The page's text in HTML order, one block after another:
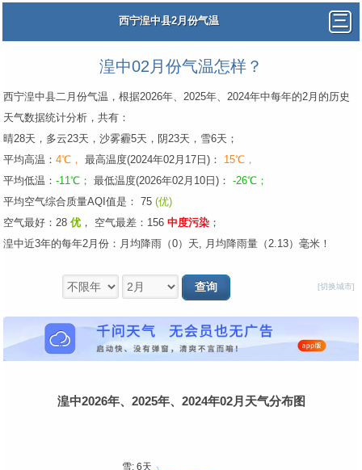
西宁湟中县2月份气温
湟中02月份气温怎样？
西宁湟中县二月份气温，根据2026年、2025年、2024年中每年的2月的历史
天气数据统计分析，共有：
晴28天，多云23天，沙雾霾5天，阴23天，雪6天；
平均高温： 4℃， 最高温度(2024年02月17日)： 15℃，
平均低温： -11℃； 最低温度(2026年02月10日)： -26℃；
平均空气综合质量AQI值是： 75 (优)
空气最好：28 优 ， 空气最差：156 中度污染 ；
湟中近3年的每年2月份：月均降雨（0）天, 月均降雨量（2.13）毫米！
[切换城市]
湟中2026年、2025年、2024年02月天气分布图